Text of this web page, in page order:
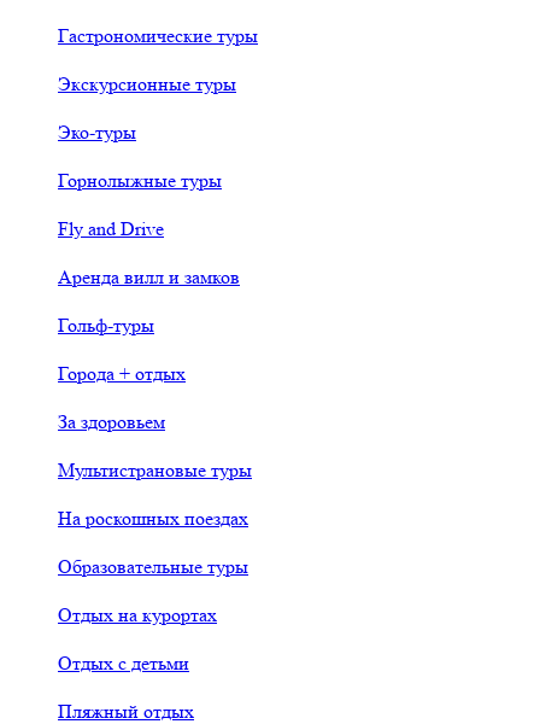
Гастрономические туры
Экскурсионные туры
Эко-туры
Горнолыжные туры
Fly and Drive
Аренда вилл и замков
Гольф-туры
Города + отдых
За здоровьем
Мультистрановые туры
На роскошных поездах
Образовательные туры
Отдых на курортах
Отдых с детьми
Пляжный отдых